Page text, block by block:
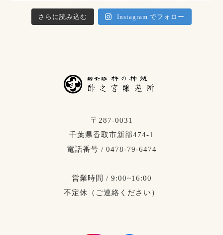
〒287-0031
千葉県香取市新部474-1
電話番号 / 0478-79-6474
営業時間 / 9:00~16:00
不定休（ご連絡ください）
さらに読み込む Instagram でフォロー